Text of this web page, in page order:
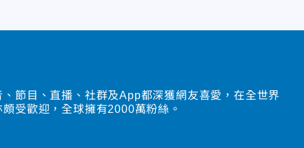
、節目、直播、社群及App都深獲網友喜愛，在全世界
受歡迎，全球擁有2000萬粉絲。